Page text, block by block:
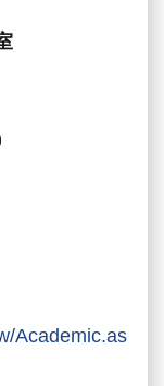
Academic.as